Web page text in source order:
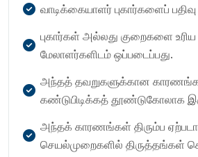
வாடிக்கையாளர் புகார்களைப்
புகார்கள் அல்லது குறைகளை
மேலாளர்களிடம் ஒப்படைப்பது.
அந்தத் தவறுகளுக்கான
கண்டுபிடிக்கத் தூண்டுகோலாக
அந்தக் காரணங்கள் திரும்ப
செயல்முறைகளில் திருத்தங்கள்